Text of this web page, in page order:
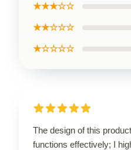
★★★☆☆
★★☆☆☆
★☆☆☆☆
The design of this
functions effectively; I